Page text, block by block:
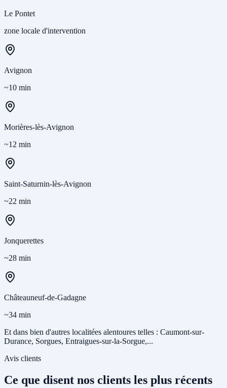
Le Pontet
zone locale d'intervention
Avignon
~10 min
Morières-lès-Avignon
~12 min
Saint-Saturnin-lès-Avignon
~22 min
Jonquerettes
~28 min
Châteauneuf-de-Gadagne
~34 min
Et dans bien d'autres localitées alentoures telles : Caumont-sur-
Durance, Sorgues, Entraigues-sur-la-Sorgue,...
Avis clients
Ce que disent nos clients les plus récents